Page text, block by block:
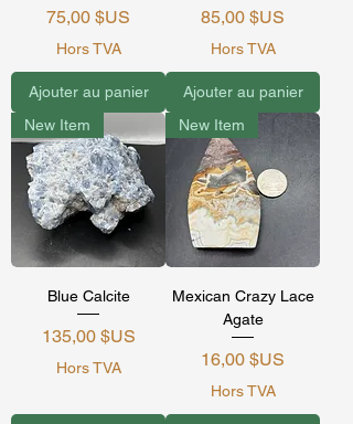
Prix
75,00 $US
Hors TVA
Ajouter au panier
Prix
85,00 $US
Hors TVA
Ajouter au panier
New Item
Blue Calcite
Prix
135,00 $US
Hors TVA
New Item
Mexican Crazy Lace
Agate
Prix
16,00 $US
Hors TVA